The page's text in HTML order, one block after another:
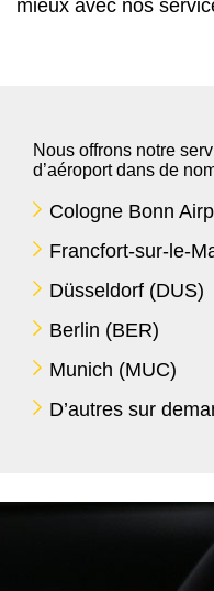
mieux avec nos
Nous offrons notre
d’aéroport dans de
Cologne Bonn
Francfort-sur-le-
Düsseldorf (DUS)
Berlin (BER)
Munich (MUC)
D’autres sur